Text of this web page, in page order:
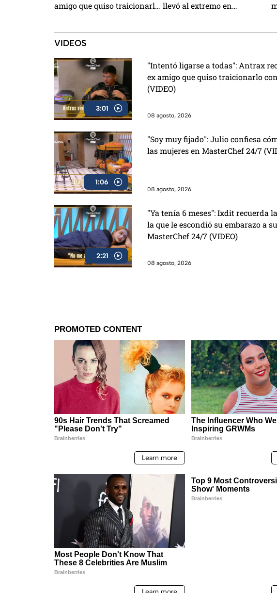
amigo que quiso traicionarlo llevó al extremo en
VIDEOS
3:01
"Intentó ligarse a todas": Antrax
ex amigo que quiso traicionarlo
(VIDEO)
08 agosto, 2026
1:06
"Soy muy fijado": Julio confiesa
las mujeres en MasterChef 24/7
08 agosto, 2026
2:21
"Ya tenía 6 meses": Ixdit recuerda
la que le escondió su embarazo a
MasterChef 24/7 (VIDEO)
08 agosto, 2026